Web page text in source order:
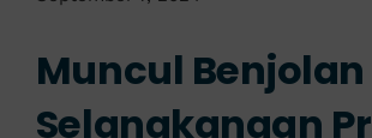
Layanan Kami
Muncul
Selangkangan